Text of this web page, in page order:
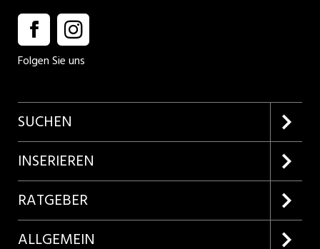
Folgen Sie uns
SUCHEN
Firmenprofile entdecken
Lehrstellen suchen
INSERIEREN
Kundenlogin
Inserieren
RATGEBER
Lehrberufe entdecken
ALLGEMEIN